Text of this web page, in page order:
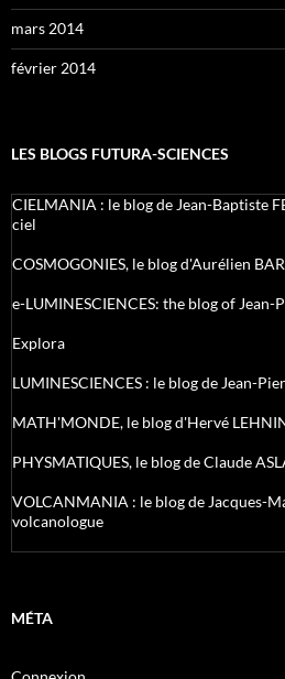
mars 2014
février 2014
LES BLOGS FUTURA-SCIENCES
CIELMANIA : le blog de Jean-Baptiste
ciel
COSMOGONIES, le blog d'Aurélien
e-LUMINESCIENCES: the blog of Jean-
Explora
LUMINESCIENCES : le blog de Jean-
MATH'MONDE, le blog d'Hervé
PHYSMATIQUES, le blog de Claude
VOLCANMANIA : le blog de Jacques-
volcanologue
MÉTA